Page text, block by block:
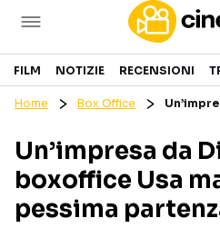
Cinema
GENERI
PERSONAGGI
FILM NOTIZIE RECENSIONI
Home Box Office
Un’impresa da
boxoffice Usa
pessima